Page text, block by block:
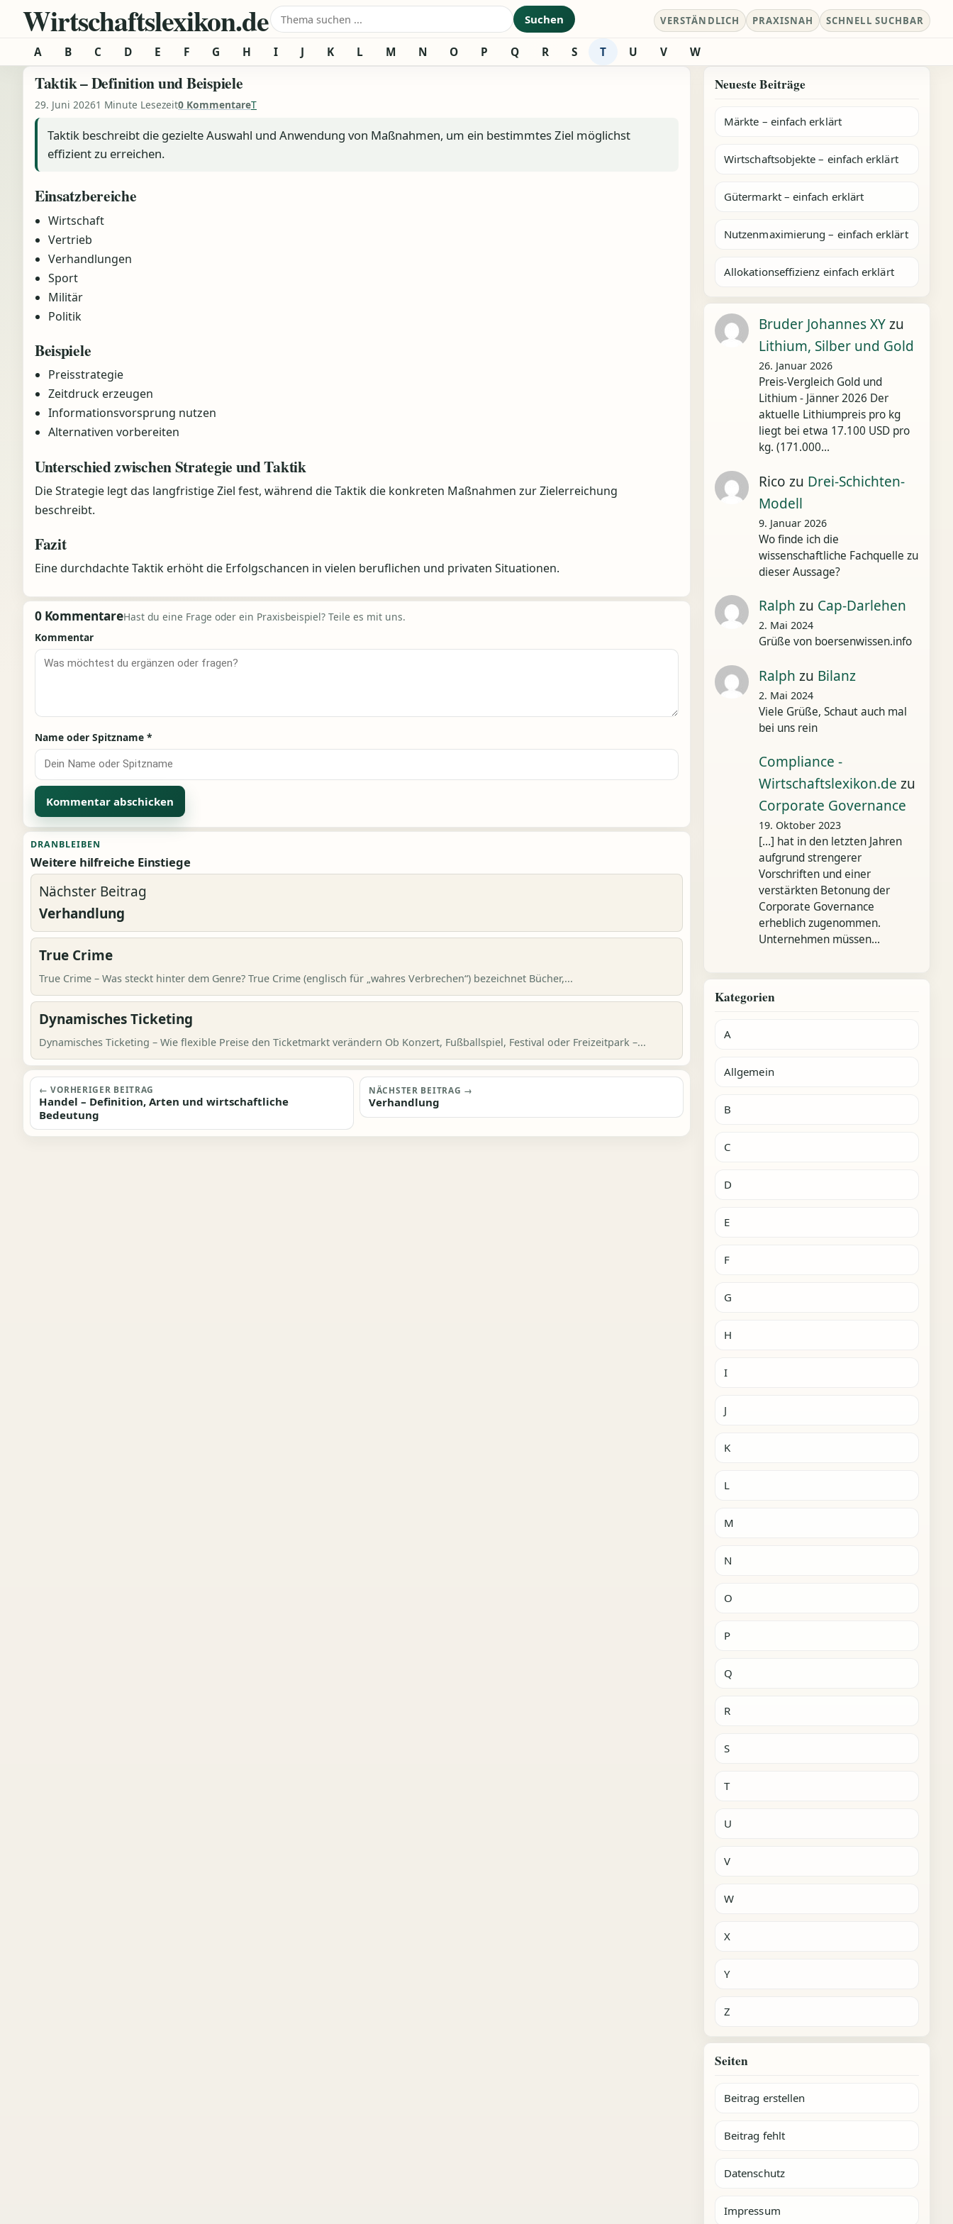
Zum Inhalt springen
Wirtschaftslexikon.deSuche nach: Suchen VERSTÄNDLICH PRAXISNAH SCHNELL SUCHBAR
A B C D E F G H I J K L M N O P Q R S T U V W
Taktik – Definition und Beispiele
29. Juni 20261 Minute Lesezeit0 KommentareT
Taktik beschreibt die gezielte Auswahl und Anwendung von Maßnahmen, um ein bestimmtes Ziel möglichst
effizient zu erreichen.
Einsatzbereiche
Wirtschaft
Vertrieb
Verhandlungen
Sport
Militär
Politik
Beispiele
Preisstrategie
Zeitdruck erzeugen
Informationsvorsprung nutzen
Alternativen vorbereiten
Unterschied zwischen Strategie und Taktik
Die Strategie legt das langfristige Ziel fest, während die Taktik die konkreten Maßnahmen zur Zielerreichung
beschreibt.
Fazit
Eine durchdachte Taktik erhöht die Erfolgschancen in vielen beruflichen und privaten Situationen.
0 KommentareHast du eine Frage oder ein Praxisbeispiel? Teile es mit uns.
Kommentar
Name oder Spitzname *
Alternative:
DRANBLEIBEN
Weitere hilfreiche Einstiege
Nächster Beitrag
Verhandlung
True Crime
True Crime – Was steckt hinter dem Genre? True Crime (englisch für „wahres Verbrechen“) bezeichnet Bücher,...
Dynamisches Ticketing
Dynamisches Ticketing – Wie flexible Preise den Ticketmarkt verändern Ob Konzert, Fußballspiel, Festival oder Freizeitpark –...
Beitragsnavigation
← VORHERIGER BEITRAG
Handel – Definition, Arten und wirtschaftliche
Bedeutung
NÄCHSTER BEITRAG →
Verhandlung
Neueste Beiträge
Märkte – einfach erklärt
Wirtschaftsobjekte – einfach erklärt
Gütermarkt – einfach erklärt
Nutzenmaximierung – einfach erklärt
Allokationseffizienz einfach erklärt
Bruder Johannes XYzu
Lithium, Silber und Gold
26. Januar 2026
Preis-Vergleich Gold und
Lithium - Jänner 2026 Der
aktuelle Lithiumpreis pro kg
liegt bei etwa 17.100 USD pro
kg. (171.000…
Rico zu Drei-Schichten-
Modell
9. Januar 2026
Wo finde ich die
wissenschaftliche Fachquelle zu
dieser Aussage?
Ralph zu Cap-Darlehen
2. Mai 2024
Grüße von boersenwissen.info
Ralph zu Bilanz
2. Mai 2024
Viele Grüße, Schaut auch mal
bei uns rein
Compliance -
Wirtschaftslexikon.de zu
Corporate Governance
19. Oktober 2023
[…] hat in den letzten Jahren
aufgrund strengerer
Vorschriften und einer
verstärkten Betonung der
Corporate Governance
erheblich zugenommen.
Unternehmen müssen…
Kategorien
A
Allgemein
B
C
D
E
F
G
H
I
J
K
L
M
N
O
P
Q
R
S
T
U
V
W
X
Y
Z
Seiten
Beitrag erstellen
Beitrag fehlt
Datenschutz
Impressum